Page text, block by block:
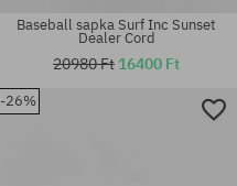
Baseball sapka Surf Inc Sunset
Dealer Cord
20980 Ft 16400 Ft
-26%